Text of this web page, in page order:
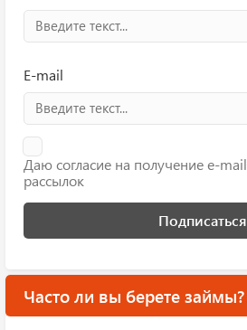
E-mail
Даю согласие на получение e-mail
рассылок
Подписаться
Часто ли вы берете займы?